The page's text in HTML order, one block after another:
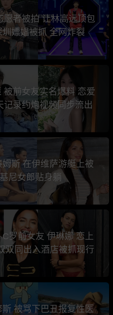
愿者被拍 让林高远顶包
嫖娼被抓 全网炸裂
被前女友实名爆料 恋爱
录约炮视频同步流出
斯 在伊维萨游艇上被
尼女郎贴身躺
罗前女友 伊琳娜 恋上
双同出入酒店被抓现行
被骂下巴丑报复性医